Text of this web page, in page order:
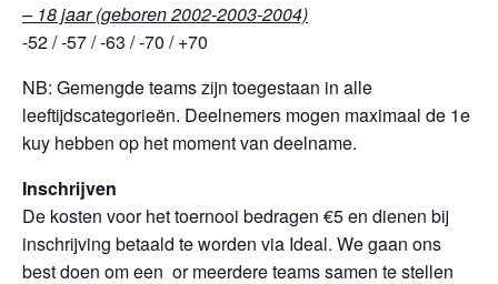
– 18 jaar (geboren 2002-2003-2004)
-52 / -57 / -63 / -70 / +70
NB: Gemengde teams zijn toegestaan in alle
leeftijdscategorieën. Deelnemers mogen maximaal de 1e
kuy hebben op het moment van deelname.
Inschrijven
De kosten voor het toernooi bedragen €5 en dienen bij
inschrijving betaald te worden via Ideal. We gaan ons
best doen om een or meerdere teams samen te stellen